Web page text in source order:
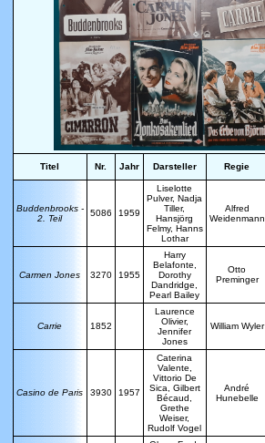
Titel Nr. Jahr Darsteller Regie
Buddenbrooks -
2. Teil
5086 1959
L iselotte
Pulver, Nadja
Tiller,
Hansjörg
Felmy, Hanns
Lothar
Alfred
Weidenmann
Carmen Jones 3270 1955
Harry
Belafonte,
Dorothy
Dandridge,
Pearl Bailey
Otto
Preminger
Carrie 1852
Laurence
Olivier,
Jennifer
Jones
William Wyler
Casino de Paris 3930 1957
Caterina
Valente,
Vittorio De
Sica, Gilbert
Bécaud,
Grethe
Weiser,
Rudolf Vogel
André
Hunebelle